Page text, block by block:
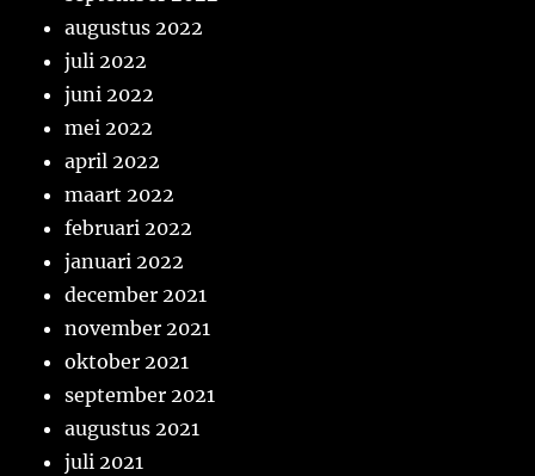
augustus 2022
juli 2022
juni 2022
mei 2022
april 2022
maart 2022
februari 2022
januari 2022
december 2021
november 2021
oktober 2021
september 2021
augustus 2021
juli 2021